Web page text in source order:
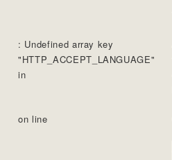
: Undefined array key
"HTTP_ACCEPT_LANGUAGE"
in
on line